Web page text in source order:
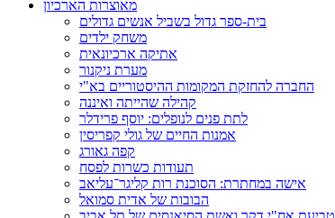
מאוצרות הארכיון
בית-ספר גדול בשביל אנשים גדולים
משחק ילדים
אתיקה ארכיונאית
מערת ניקנור
החברה להחזקת המקומות ההיסטוריים בא"י
קהילה שהייתה ואיננה
לתת פנים לנופלים: יוסף פרידלר
אמנות החיים של גולי קפריסין
קפה גאורג
תעודות כשרות לפסח
אישה במחתרת: הסוכנת רות קליגר־עליאב
הבובות של אדית סמואל